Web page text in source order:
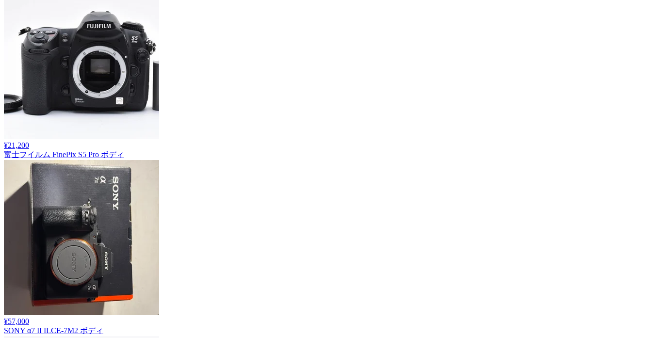
¥21,200
富士フイルム FinePix S5 Pro ボディ
¥57,000
SONY α7 II ILCE-7M2 ボディ